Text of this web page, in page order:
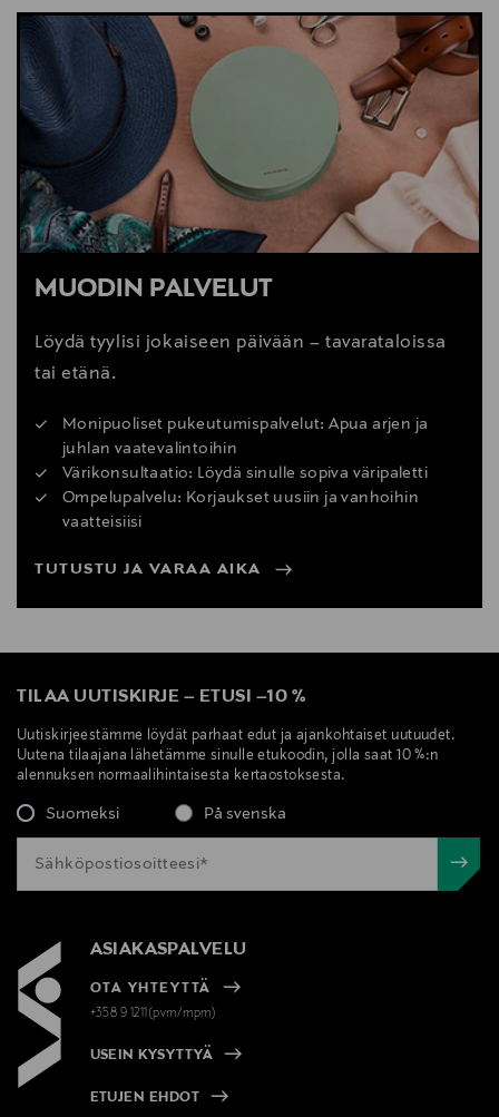
MUODIN PALVELUT
Löydä tyylisi jokaiseen päivään – tavarataloissa
tai etänä.
Monipuoliset pukeutumispalvelut: Apua arjen ja
juhlan vaatevalintoihin
Värikonsultaatio: Löydä sinulle sopiva väripaletti
Ompelupalvelu: Korjaukset uusiin ja vanhoihin
vaatteisiisi
TUTUSTU JA VARAA AIKA
TILAA UUTISKIRJE – ETUSI –10 %
Uutiskirjeestämme löydät parhaat edut ja ajankohtaiset uutuudet.
Uutena tilaajana lähetämme sinulle etukoodin, jolla saat 10 %:n
alennuksen normaalihintaisesta kertaostoksesta.
Suomeksi På svenska
ASIAKASPALVELU
OTA YHTEYTTÄ
+358 9 1211(pvm/mpm)
USEIN KYSYTTYÄ
ETUJEN EHDOT